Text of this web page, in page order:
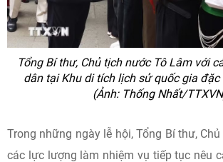
Tổng Bí thư, Chủ tịch nước Tô Lâm với
dân tại Khu di tích lịch sử quốc gia đặc
(Ảnh: Thống Nhất/
Trong những ngày lễ hội, Tổng Bí thư,
các lực lượng làm nhiệm vụ tiếp tục nêu